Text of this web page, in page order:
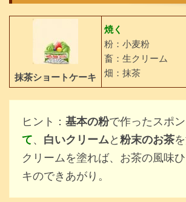
抹茶ショートケーキ
焼く
粉：小麦粉
畜：生クリーム
畑：抹茶
ヒント： 基本の粉で作ったスポ
て、 白いクリームと粉末のお茶
クリームを塗れば、お茶の風味
キのできあがり。